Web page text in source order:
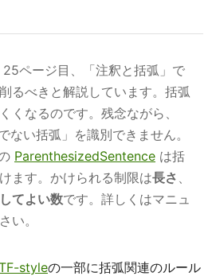
25ページ目、「注釈と括弧」で
るべきと解説しています。括弧
くなるのです。残念ながら、
ない括弧」を識別できません。
ParenthesizedSentence は括
ます。かけられる制限は長さ 、
てよい数です。詳しくはマニュ
い。
styleの一部に括弧関連のルール